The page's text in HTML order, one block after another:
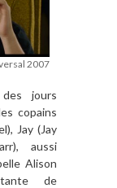
2007
jours
copains
Jay (Jay
aussi
Alison
de